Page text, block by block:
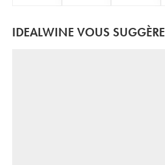
IDEALWINE VOUS SUGGÈRE